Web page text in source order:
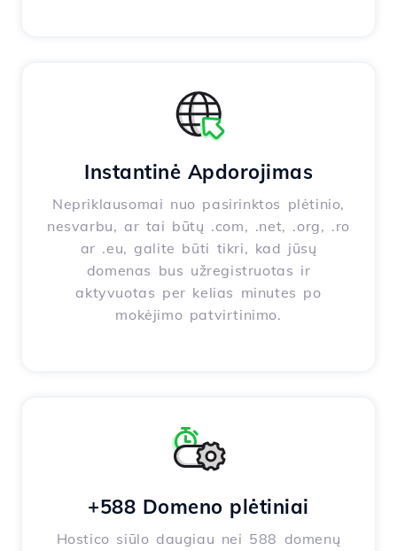
Instantinė Apdorojimas
Nepriklausomai nuo pasirinktos plėtinio,
nesvarbu, ar tai būtų .com, .net, .org, .ro
ar .eu, galite būti tikri, kad jūsų
domenas bus užregistruotas ir
aktyvuotas per kelias minutes po
mokėjimo patvirtinimo.
+588 Domeno plėtiniai
Hostico siūlo daugiau nei 588 domenų